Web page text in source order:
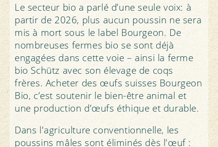
Le secteur bio a parlé d’une seule voix: à
partir de 2026, plus aucun poussin ne sera
mis à mort sous le label Bourgeon. De
nombreuses fermes bio se sont déjà
engagées dans cette voie – ainsi la ferme
bio Schütz avec son élevage de coqs
frères. Acheter des œufs suisses Bourgeon
Bio, c’est soutenir le bien-être animal et
une production d’œufs éthique et durable.
Dans l'agriculture conventionnelle, les
poussins mâles sont éliminés dès l'œuf :